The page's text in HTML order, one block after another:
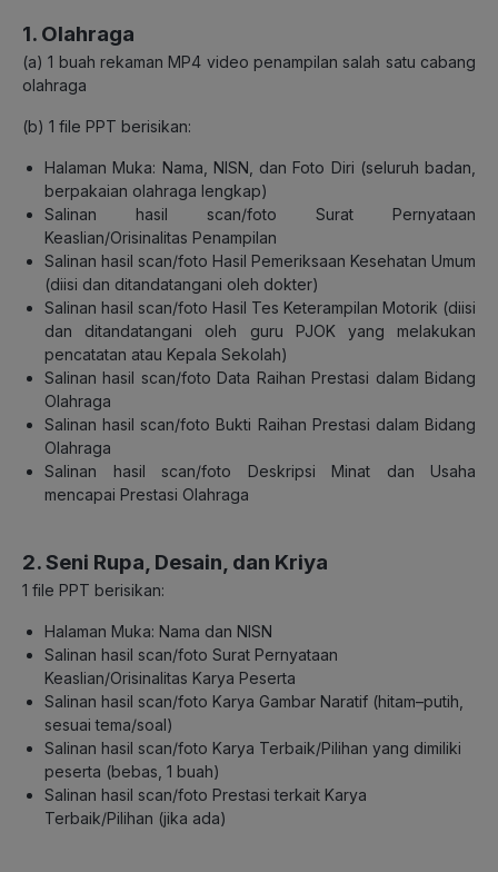
1. Olahraga
(a) 1 buah rekaman MP4 video penampilan salah satu cabang
olahraga
(b) 1 file PPT berisikan:
Halaman Muka: Nama, NISN, dan Foto Diri (seluruh badan,
berpakaian olahraga lengkap)
Salinan hasil scan/foto Surat Pernyataan
Keaslian/Orisinalitas Penampilan
Salinan hasil scan/foto Hasil Pemeriksaan Kesehatan Umum
(diisi dan ditandatangani oleh dokter)
Salinan hasil scan/foto Hasil Tes Keterampilan Motorik (diisi
dan ditandatangani oleh guru PJOK yang melakukan
pencatatan atau Kepala Sekolah)
Salinan hasil scan/foto Data Raihan Prestasi dalam Bidang
Olahraga
Salinan hasil scan/foto Bukti Raihan Prestasi dalam Bidang
Olahraga
Salinan hasil scan/foto Deskripsi Minat dan Usaha
mencapai Prestasi Olahraga
2. Seni Rupa, Desain, dan Kriya
1 file PPT berisikan:
Halaman Muka: Nama dan NISN
Salinan hasil scan/foto Surat Pernyataan
Keaslian/Orisinalitas Karya Peserta
Salinan hasil scan/foto Karya Gambar Naratif (hitam–putih,
sesuai tema/soal)
Salinan hasil scan/foto Karya Terbaik/Pilihan yang dimiliki
peserta (bebas, 1 buah)
Salinan hasil scan/foto Prestasi terkait Karya
Terbaik/Pilihan (jika ada)